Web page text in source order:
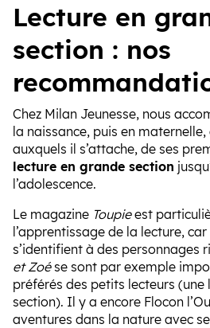
Lecture en
section : nos
Chez Milan Jeunesse, nous
la naissance, puis en
auxquels il s’attache, de ses
lecture en grande section
l’adolescence.
Le magazine Toupieest
l’apprentissage de la lecture,
s’identifient à des personnages
et Zoése sont par exemple
préférés des petits lecteurs
section). Il y a encore Flocon
aventures dans la nature avec